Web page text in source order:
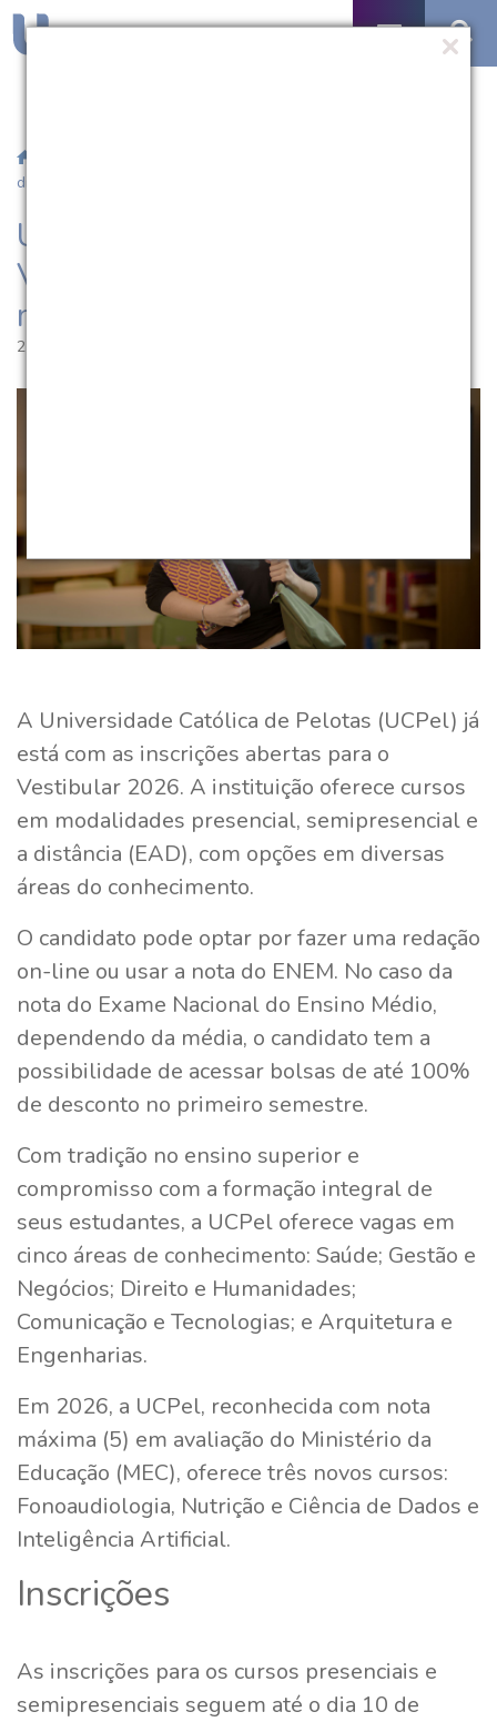
diversas modalidades e cursos
UCPel abre inscrições para o
Vestibular 2026 com diversas
modalidades e cursos
21.10.2025 | 09:31
A Universidade Católica de Pelotas (UCPel) já
está com as inscrições abertas para o
Vestibular 2026. A instituição oferece cursos
em modalidades presencial, semipresencial e
a distância (EAD), com opções em diversas
áreas do conhecimento.
O candidato pode optar por fazer uma redação
on-line ou usar a nota do ENEM. No caso da
nota do Exame Nacional do Ensino Médio,
dependendo da média, o candidato tem a
possibilidade de acessar bolsas de até 100%
de desconto no primeiro semestre.
Com tradição no ensino superior e
compromisso com a formação integral de
seus estudantes, a UCPel oferece vagas em
cinco áreas de conhecimento: Saúde; Gestão e
Negócios; Direito e Humanidades;
Comunicação e Tecnologias; e Arquitetura e
Engenharias.
Em 2026, a UCPel, reconhecida com nota
máxima (5) em avaliação do Ministério da
Educação (MEC), oferece três novos cursos:
Fonoaudiologia, Nutrição e Ciência de Dados e
Inteligência Artificial.
Inscrições
As inscrições para os cursos presenciais e
semipresenciais seguem até o dia 10 de